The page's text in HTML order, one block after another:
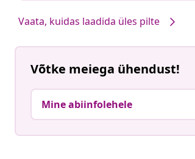
Vaata, kuidas laadida üles pilte
Võtke meiega ühendust!
Mine abiinfolehele